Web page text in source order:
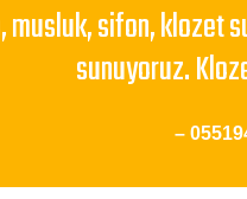
musluk, sifon, klozet
sunuyoruz.
–